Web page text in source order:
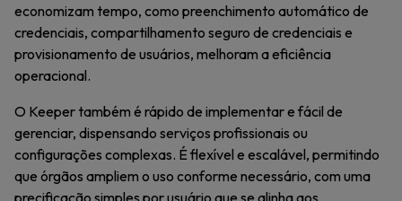
economizam tempo, como preenchimento automático de
credenciais, compartilhamento seguro de credenciais e
provisionamento de usuários, melhoram a eficiência
operacional.
O Keeper também é rápido de implementar e fácil de
gerenciar, dispensando serviços profissionais ou
configurações complexas. É flexível e escalável, permitindo
que órgãos ampliem o uso conforme necessário, com uma
precificação simples por usuário que se alinha aos